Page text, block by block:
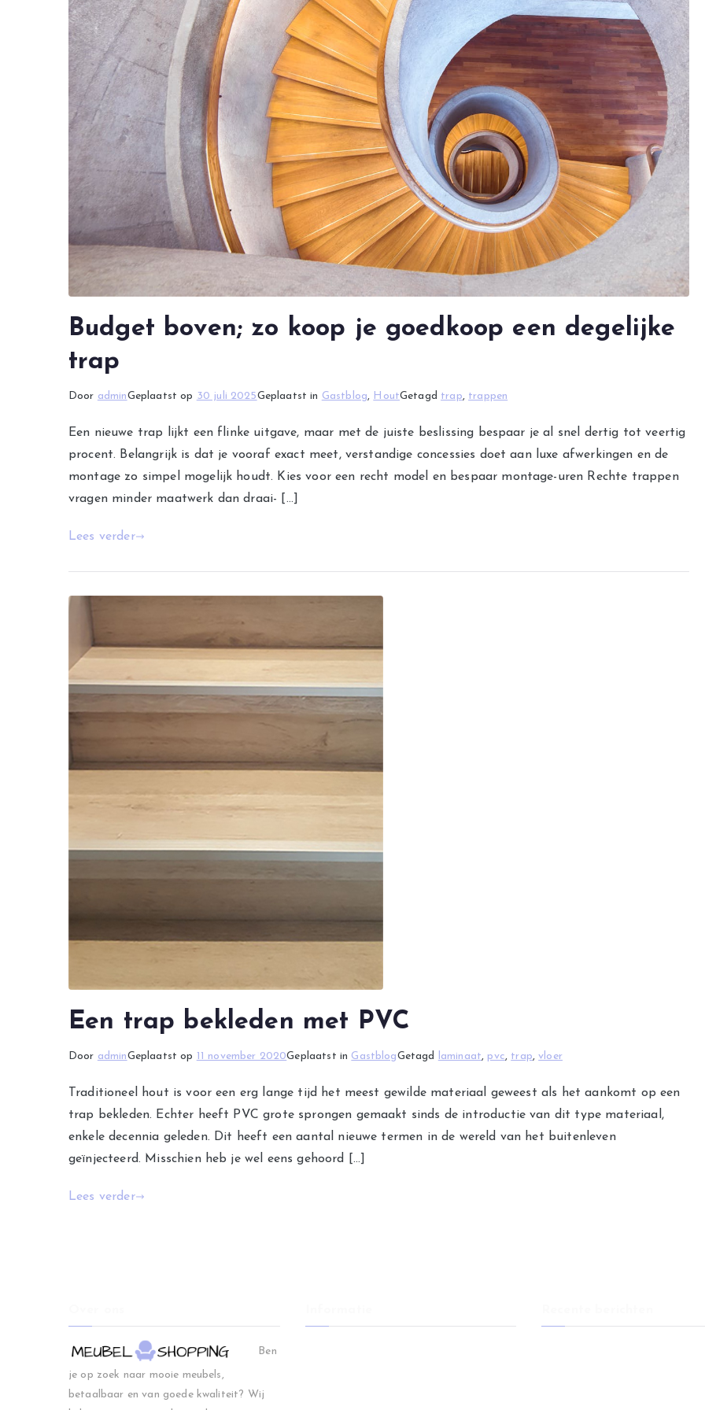
Budget boven; zo koop je goedkoop een degelijke
trap
Door adminGeplaatst op 30 juli 2025Geplaatst in Gastblog, HoutGetagd trap, trappen
Een nieuwe trap lijkt een flinke uitgave, maar met de juiste beslissing bespaar je al snel dertig tot veertig
procent. Belangrijk is dat je vooraf exact meet, verstandige concessies doet aan luxe afwerkingen en de
montage zo simpel mogelijk houdt. Kies voor een recht model en bespaar montage-uren Rechte trappen
vragen minder maatwerk dan draai- […]
Lees verder
Een trap bekleden met PVC
Door adminGeplaatst op 11 november 2020Geplaatst in GastblogGetagd laminaat, pvc, trap,vloer
Traditioneel hout is voor een erg lange tijd het meest gewilde materiaal geweest als het aankomt op een
trap bekleden. Echter heeft PVC grote sprongen gemaakt sinds de introductie van dit type materiaal,
enkele decennia geleden. Dit heeft een aantal nieuwe termen in de wereld van het buitenleven
geïnjecteerd. Misschien heb je wel eens gehoord […]
Lees verder
Ben
je op zoek naar mooie meubels,
betaalbaar en van goede kwaliteit? Wij